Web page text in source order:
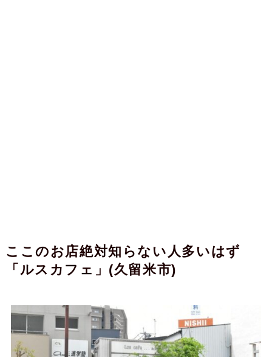
ここのお店絶対知らない人多いはず
「ルスカフェ」(久留米市)